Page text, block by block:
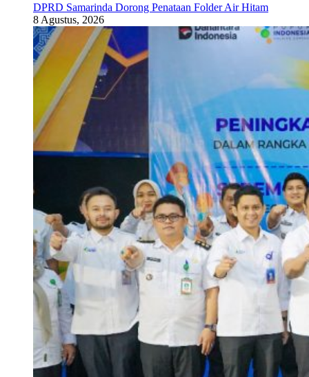
DPRD Samarinda Dorong Penataan Folder Air Hitam
8 Agustus, 2026